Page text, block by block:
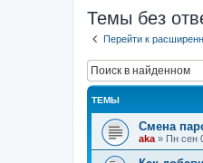
Темы без
Перейти к
ТЕМЫ
Смена
aka » Пн сен